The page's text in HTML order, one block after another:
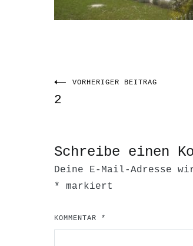
VORHERIGER BEITRAG
2
Schreibe einen
Deine E-Mail-Adresse
*
markiert
KOMMENTAR *